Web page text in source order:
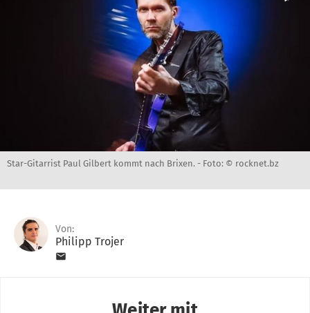
Star-Gitarrist Paul Gilbert kommt nach Brixen. - Foto: © rocknet.bz
Von:
Philipp Trojer